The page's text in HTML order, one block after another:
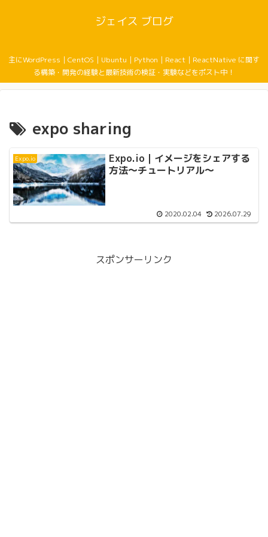
ジェイス ブログ
主にWordPress｜CentOS｜Ubuntu｜Python｜React｜ReactNative に関す
る構築・開発の経験と最新技術の検証・実験などをポスト中！
expo sharing
Expo.io
Expo.io｜イメージをシェアする
方法〜チュートリアル〜
2020.02.04 2026.07.29
スポンサーリンク